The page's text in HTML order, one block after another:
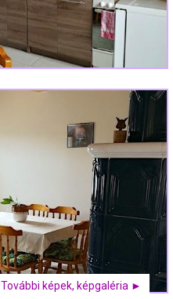
További képek, képgaléria ►